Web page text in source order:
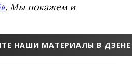
. Мы покажем и
НАШИ МАТЕРИАЛЫ В ДЗЕНЕ